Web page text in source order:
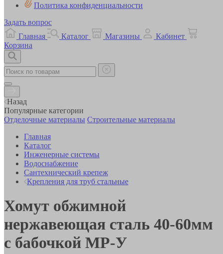
Политика конфиденциальности
Задать вопрос
Главная
Каталог Магазины
Кабинет
Корзина
Назад
Популярные категории
Отделочные материалы Строительные материалы
Главная
Каталог
Инженерные системы
Водоснабжение
Сантехнический крепеж
Крепления для труб стальные
Хомут обжимной
нержавеющая сталь 40-60мм
с бабочкой MP-У